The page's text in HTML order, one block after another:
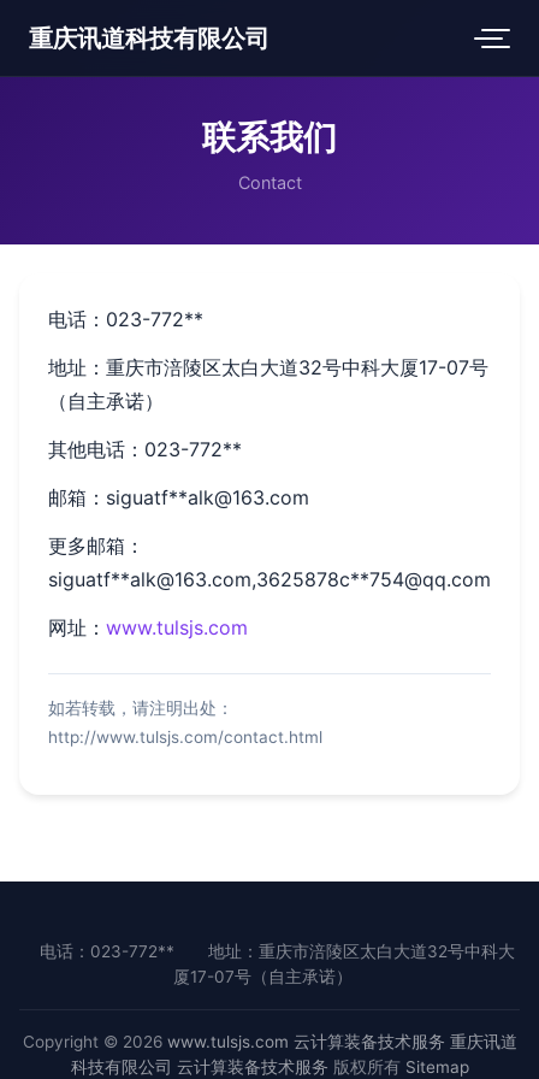
重庆讯道科技有限公司
联系我们
Contact
电话：023-772**
地址：重庆市涪陵区太白大道32号中科大厦17-07号
（自主承诺）
其他电话：023-772**
邮箱：siguatf**alk@163.com
更多邮箱：
siguatf**alk@163.com,3625878c**754@qq.com
网址： www.tulsjs.com
如若转载，请注明出处：
http://www.tulsjs.com/contact.html
电话：023-772**
地址：重庆市涪陵区太白大道32号中科大
厦17-07号（自主承诺）
Copyright © 2026 www.tulsjs.com 云计算装备技术服务 重庆讯道
科技有限公司 云计算装备技术服务 版权所有 Sitemap